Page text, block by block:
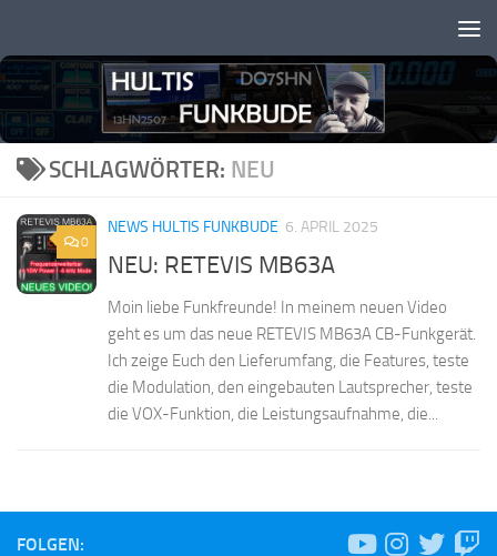
SCHLAGWÖRTER: NEU
0
NEWS HULTIS FUNKBUDE 6. APRIL 2025
NEU: RETEVIS MB63A
Moin liebe Funkfreunde! In meinem neuen Video
geht es um das neue RETEVIS MB63A CB-Funkgerät.
Ich zeige Euch den Lieferumfang, die Features, teste
die Modulation, den eingebauten Lautsprecher, teste
die VOX-Funktion, die Leistungsaufnahme, die...
FOLGEN: